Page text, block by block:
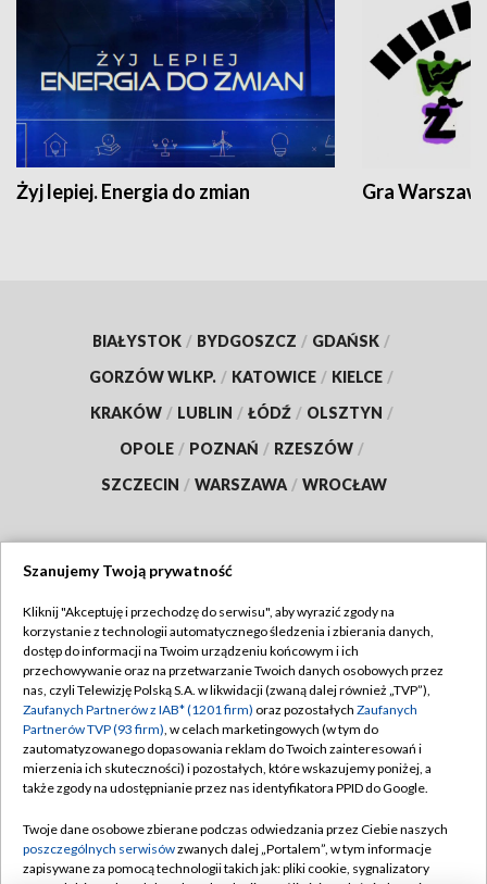
Żyj lepiej. Energia do zmian Gra
BIAŁYSTOK / BYDGOSZCZ / GDAŃSK /
GORZÓW WLKP. / KATOWICE / KIELCE /
KRAKÓW / LUBLIN / ŁÓDŹ / OLSZTYN /
OPOLE / POZNAŃ / RZESZÓW /
SZCZECIN / WARSZAWA / WROCŁAW
TVP
Abonament TVP
Emisja w TVP
Centrum informacji TVP
Naziemna Telewizja Cyfrowa
Rada Programowa
Regulamin TVP
Polityka prywatności
Moje zgody
Pomoc
Kontakt
Szanujemy Twoją prywatność
Kliknij "Akceptuję i przechodzę do serwisu", aby wyrazić zgody na
korzystanie z technologii automatycznego śledzenia i zbierania danych,
dostęp do informacji na Twoim urządzeniu końcowym i ich
przechowywanie oraz na przetwarzanie Twoich danych osobowych przez
nas, czyli Telewizję Polską S.A. w likwidacji (zwaną dalej również „TVP”),
Zaufanych Partnerów z IAB* (1201 firm) oraz pozostałych Zaufanych
Partnerów TVP (93 firm), w celach marketingowych (w tym do
zautomatyzowanego dopasowania reklam do Twoich zainteresowań i
mierzenia ich skuteczności) i pozostałych, które wskazujemy poniżej, a
także zgody na udostępnianie przez nas identyfikatora PPID do Google.
Twoje dane osobowe zbierane podczas odwiedzania przez Ciebie naszych
poszczególnych serwisówzwanych dalej „Portalem”, w tym informacje
zapisywane za pomocą technologii takich jak: pliki cookie, sygnalizatory